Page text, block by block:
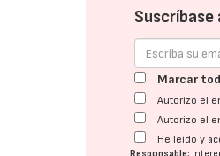
Marcar
Autorizo el
Autorizo el
He leído y